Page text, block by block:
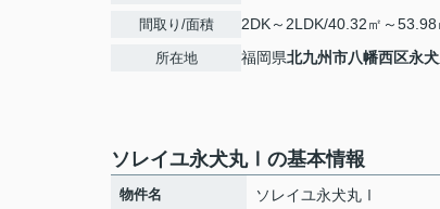
間取り/面積 2DK～2LDK/40.32㎡～53.98
所在地 福岡県北九州市八幡西区永
ソレイユ永犬丸Ⅰの基本情報
物件名 ソレイユ永犬丸Ⅰ